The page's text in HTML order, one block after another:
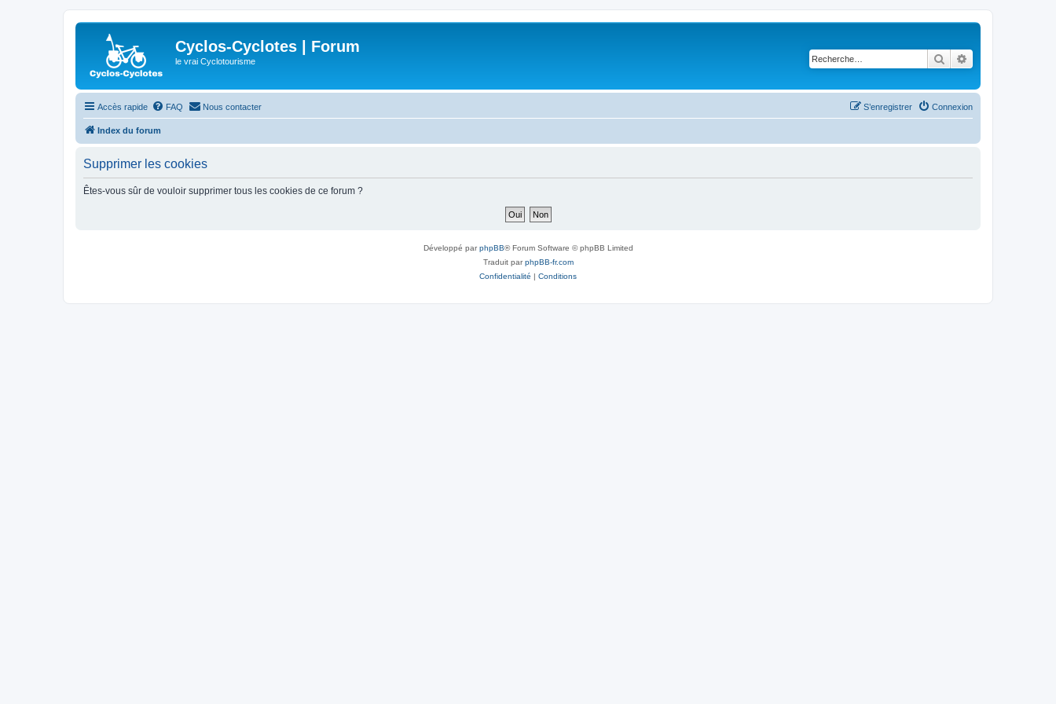
Cyclos-Cyclotes | Forum
le vrai Cyclotourisme Rechercher
Accès rapide FAQ Nous contacter Connexion
S’enregistrer
Index du forum
Supprimer les cookies
Êtes-vous sûr de vouloir supprimer tous les cookies de ce forum ?
Développé parphpBB® Forum Software © phpBB Limited
Traduit parphpBB-fr.com
Confidentialité | Conditions